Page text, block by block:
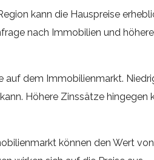
kann die Hauspreise
nach Immobilien und
dem Immobilienmarkt.
Höhere Zinssätze
können den Wert